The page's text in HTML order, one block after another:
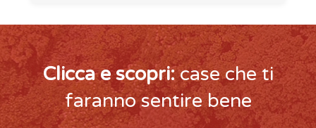
Clicca e scopri:case che ti
faranno sentire bene